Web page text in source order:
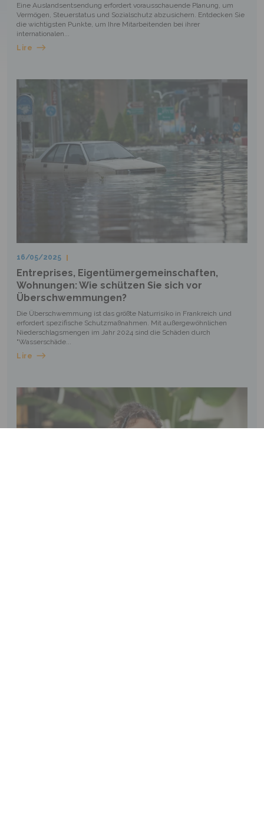
Eine Auslandsentsendung erfordert vorausschauende Planung, um
Vermögen, Steuerstatus und Sozialschutz abzusichern. Entdecken Sie
die wichtigsten Punkte, um Ihre Mitarbeitenden bei ihrer
internationalen...
Lire
16/05/2025
Entreprises, Eigentümergemeinschaften,
Wohnungen: Wie schützen Sie sich vor
Überschwemmungen?
Die Überschwemmung ist das größte Naturrisiko in Frankreich und
erfordert spezifische Schutzmaßnahmen. Mit außergewöhnlichen
Niederschlagsmengen im Jahr 2024 sind die Schäden durch
"Wasserschäde...
Lire